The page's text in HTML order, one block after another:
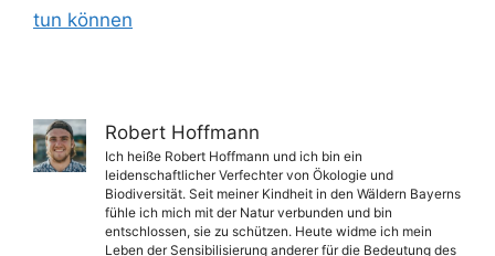
tun können
Robert Hoffmann
Ich heiße Robert Hoffmann und ich bin ein
leidenschaftlicher Verfechter von Ökologie und
Biodiversität. Seit meiner Kindheit in den Wäldern Bayerns
fühle ich mich mit der Natur verbunden und bin
entschlossen, sie zu schützen. Heute widme ich mein
Leben der Sensibilisierung anderer für die Bedeutung des